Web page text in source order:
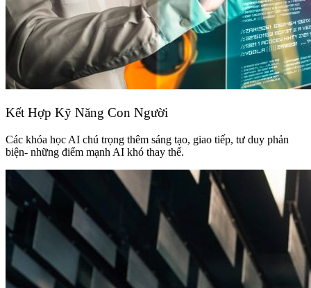
Kết Hợp Kỹ Năng Con Người
Các khóa học AI chú trọng thêm sáng tạo, giao tiếp, tư duy phản
biện- những điểm mạnh AI khó thay thế.